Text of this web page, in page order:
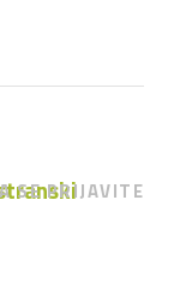
SE PRIJAVITE